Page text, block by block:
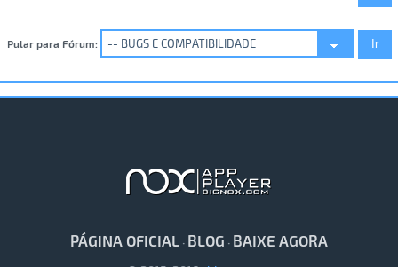
Pular para Fórum:
PÁGINA OFICIAL · BLOG · BAIXE AGORA